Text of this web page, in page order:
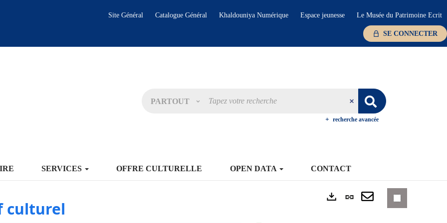
Site Général Catalogue Général Khaldouniya Numérique Espace jeunesse Le Musée du Patrimoine Ecrit
SE CONNECTER
PARTOUT
recherche avancée
SERVICES OFFRE CULTURELLE OPEN DATA CONTACT
culturel
Lien